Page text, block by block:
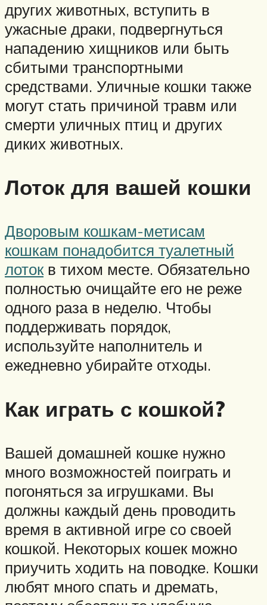
других животных, вступить в
ужасные драки, подвергнуться
нападению хищников или быть
сбитыми транспортными
средствами. Уличные кошки также
могут стать причиной травм или
смерти уличных птиц и других
диких животных.
Лоток для вашей кошки
Дворовым кошкам-метисам
кошкам понадобится туалетный
лотокв тихом месте. Обязательно
полностью очищайте его не реже
одного раза в неделю. Чтобы
поддерживать порядок,
используйте наполнитель и
ежедневно убирайте отходы.
Как играть с кошкой?
Вашей домашней кошке нужно
много возможностей поиграть и
погоняться за игрушками. Вы
должны каждый день проводить
время в активной игре со своей
кошкой. Некоторых кошек можно
приучить ходить на поводке. Кошки
любят много спать и дремать,